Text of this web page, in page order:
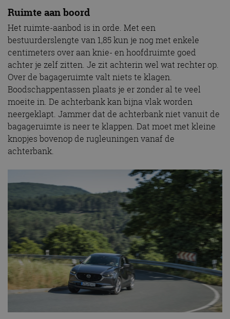
Ruimte aan boord
Het ruimte-aanbod is in orde. Met een
bestuurderslengte van 1,85 kun je nog met enkele
centimeters over aan knie- en hoofdruimte goed
achter je zelf zitten. Je zit achterin wel wat rechter op.
Over de bagageruimte valt niets te klagen.
Boodschappentassen plaats je er zonder al te veel
moeite in. De achterbank kan bijna vlak worden
neergeklapt. Jammer dat de achterbank niet vanuit de
bagageruimte is neer te klappen. Dat moet met kleine
knopjes bovenop de rugleuningen vanaf de
achterbank.